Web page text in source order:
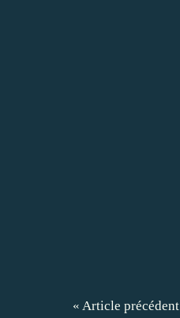
« Article précédent